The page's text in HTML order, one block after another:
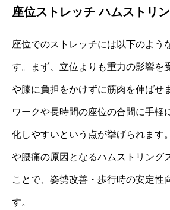
座位ストレッチ ハムストリ
座位でのストレッチには以下のよう
す。まず、立位よりも重力の影響を
や膝に負担をかけずに筋肉を伸ばせ
ワークや長時間の座位の合間に手軽
化しやすいという点が挙げられます
や腰痛の原因となるハムストリング
ことで、姿勢改善・歩行時の安定性
す。